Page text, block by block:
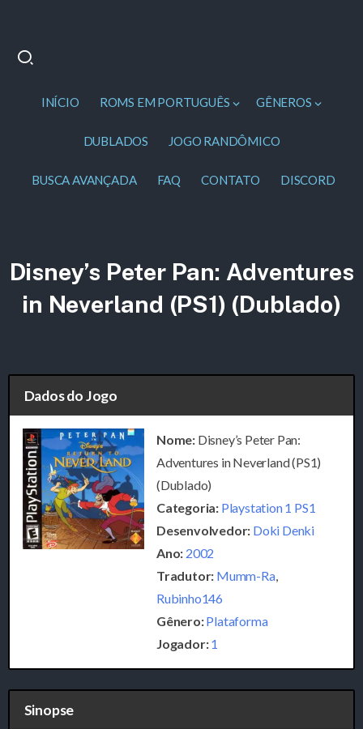
INÍCIO ROMS EM PORTUGUÊS GÊNEROS
DUBLADOS JOGO RANDÔMICO
BUSCA AVANÇADA FAQ CONTATO DISCORD
Disney’s Peter Pan: Adventures
in Neverland (PS1) (Dublado)
Dados do Jogo
Nome: Disney’s Peter Pan:
Adventures in Neverland (PS1)
(Dublado)
Categoria: Playstation 1 PS1
Desenvolvedor: Doki Denki
Ano: 2002
Tradutor: Mumm-Ra,
Rubinho146
Gênero:Plataforma
Jogador:1
Sinopse